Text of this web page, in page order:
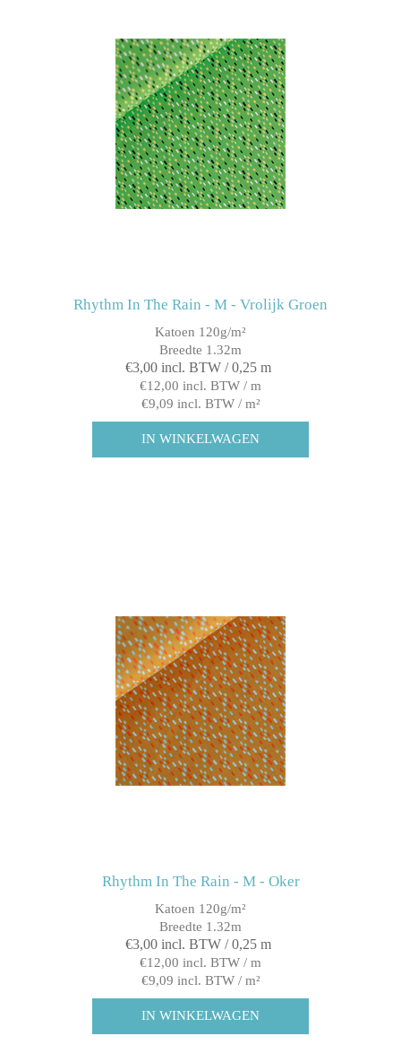
Rhythm In The Rain - M - Vrolijk Groen
Katoen 120g/m²
Breedte 1.32m
€3,00 incl. BTW / 0,25 m
€12,00 incl. BTW / m
€9,09 incl. BTW / m²
Rhythm In The Rain - M - Oker
Katoen 120g/m²
Breedte 1.32m
€3,00 incl. BTW / 0,25 m
€12,00 incl. BTW / m
€9,09 incl. BTW / m²